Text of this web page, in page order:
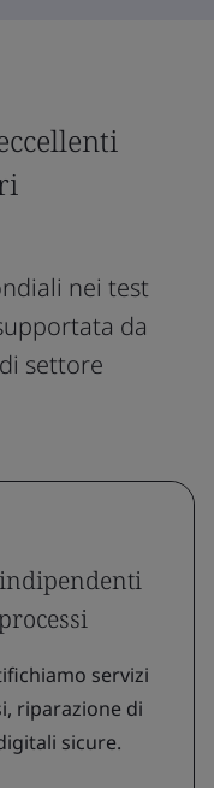
nei test
da
settore
servizi
riparazione di
sicure.